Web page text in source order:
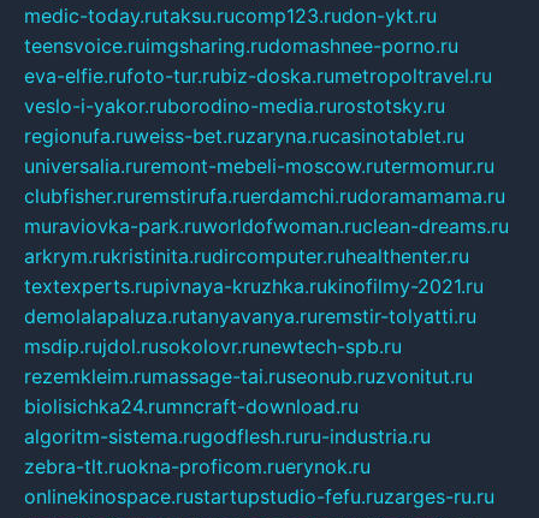
medic-today.rutaksu.rucomp123.rudon-ykt.ru
teensvoice.ruimgsharing.rudomashnee-porno.ru
eva-elfie.rufoto-tur.rubiz-doska.rumetropoltravel.ru
veslo-i-yakor.ruborodino-media.rurostotsky.ru
regionufa.ruweiss-bet.ruzaryna.rucasinotablet.ru
universalia.ruremont-mebeli-moscow.rutermomur.ru
clubfisher.ruremstirufa.ruerdamchi.rudoramamama.ru
muraviovka-park.ruworldofwoman.ruclean-dreams.ru
arkrym.rukristinita.rudircomputer.ruhealthenter.ru
textexperts.rupivnaya-kruzhka.rukinofilmy-2021.ru
demolalapaluza.rutanyavanya.ruremstir-tolyatti.ru
msdip.rujdol.rusokolovr.runewtech-spb.ru
rezemkleim.rumassage-tai.ruseonub.ruzvonitut.ru
biolisichka24.rumncraft-download.ru
algoritm-sistema.rugodflesh.ruru-industria.ru
zebra-tlt.ruokna-proficom.ruerynok.ru
onlinekinospace.rustartupstudio-fefu.ruzarges-ru.ru